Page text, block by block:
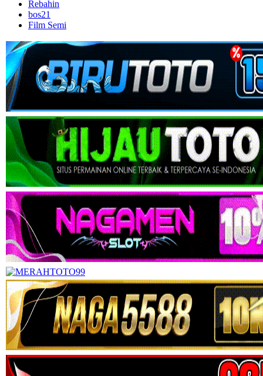
Rebahin
bos21
Film Semi